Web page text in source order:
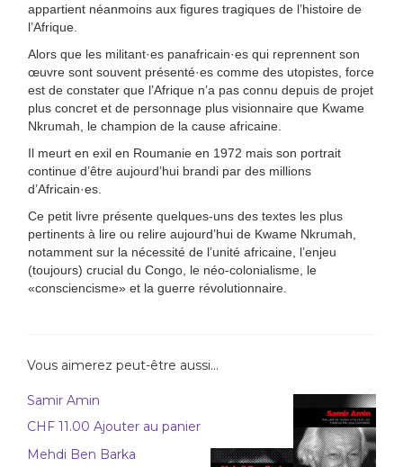
appartient néanmoins aux figures tragiques de l’histoire de
l’Afrique.
Alors que les militant·es panafricain·es qui reprennent son
œuvre sont souvent présenté·es comme des utopistes, force
est de constater que l’Afrique n’a pas connu depuis de projet
plus concret et de personnage plus visionnaire que Kwame
Nkrumah, le champion de la cause africaine.
Il meurt en exil en Roumanie en 1972 mais son portrait
continue d’être aujourd’hui brandi par des millions
d’Africain·es.
Ce petit livre présente quelques-uns des textes les plus
pertinents à lire ou relire aujourd’hui de Kwame Nkrumah,
notamment sur la nécessité de l’unité africaine, l’enjeu
(toujours) crucial du Congo, le néo-colonialisme, le
«consciencisme» et la guerre révolutionnaire.
Vous aimerez peut-être aussi…
Samir Amin
CHF 11.00 Ajouter au panier
Mehdi Ben Barka